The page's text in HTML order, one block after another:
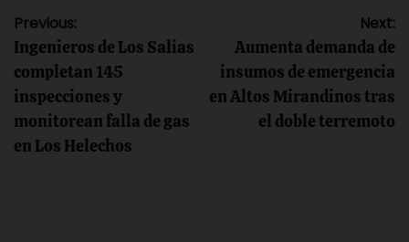
Navegación
de
entradas
Previous:
Ingenieros de Los Salias
completan 145
inspecciones y
monitorean falla de gas
en Los Helechos
Next:
Aumenta demanda de
insumos de emergencia
en Altos Mirandinos tras
el doble terremoto